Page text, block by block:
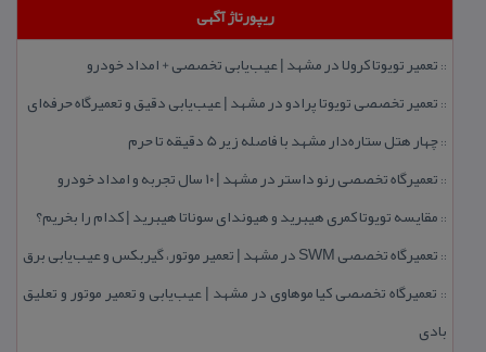
ریپورتاژ آگهی
:: تعمیر تویوتا كرولا در مشهد | عیب‌یابی تخصصی + امداد خودرو
:: تعمیر تخصصی تویوتا پرادو در مشهد | عیب‌یابی دقیق و تعمیرگاه حرفه‌ای
::چهار هتل‌ ستاره‌دار مشهد با فاصله زیر 5 دقیقه تا حرم
:: تعمیرگاه تخصصی رنو داستر در مشهد | ۱۰ سال تجربه و امداد خودرو
:: مقایسه تویوتا كمری هیبرید و هیوندای سوناتا هیبرید | كدام را بخریم؟
:: تعمیرگاه تخصصی SWM در مشهد | تعمیر موتور، گیربكس و عیب‌یابی برق
:: تعمیرگاه تخصصی كیا موهاوی در مشهد | عیب‌یابی و تعمیر موتور و تعلیق
بادی